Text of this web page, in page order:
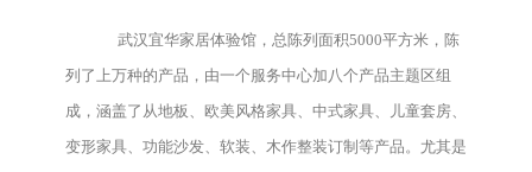
武汉宜华家居体验馆，总陈列面积5000平方米，陈
列了上万种的产品，由一个服务中心加八个产品主题区组
成，涵盖了从地板、欧美风格家具、中式家具、儿童套房、
变形家具、功能沙发、软装、木作整装订制等产品。尤其是